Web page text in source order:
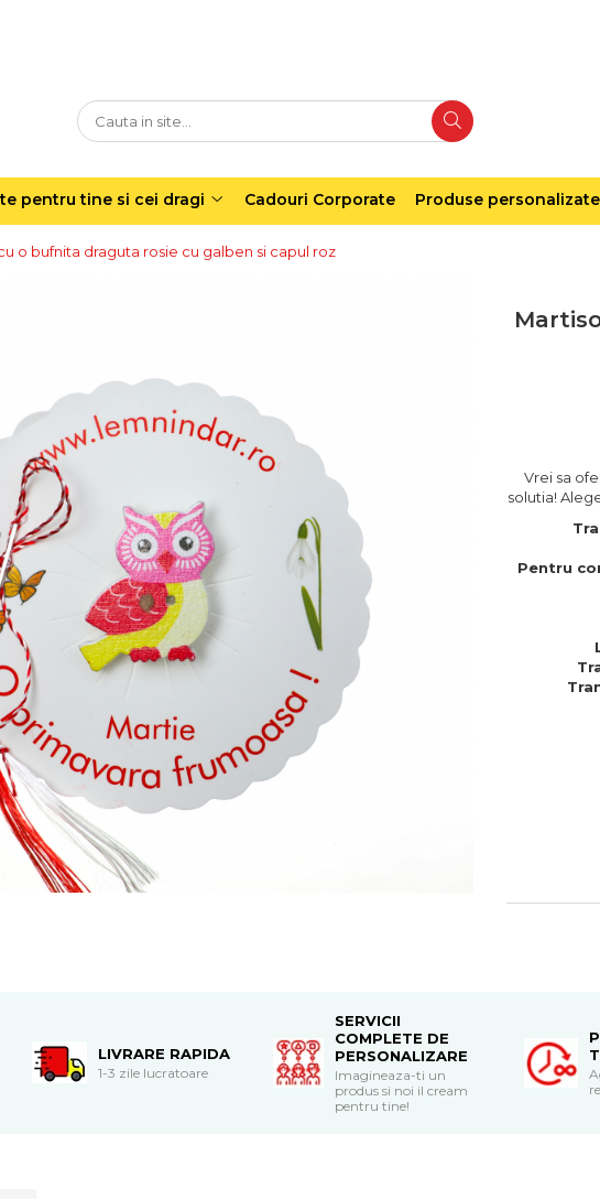
pentru tine si cei dragi Cadouri Corporate Produse personalizate
o bufnita draguta rosie cu galben si capul roz
Vrei sa
solutia!
Pentru
LIVRARE RAPIDA
1-3 zile lucratoare
SERVICII
COMPLETE DE
PERSONALIZARE
Imagineaza-ti un
produs si noi il cream
pentru tine!